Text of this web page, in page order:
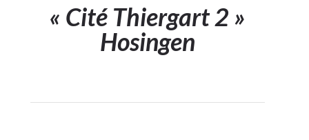
« Cité Thiergart 2 »
Hosingen